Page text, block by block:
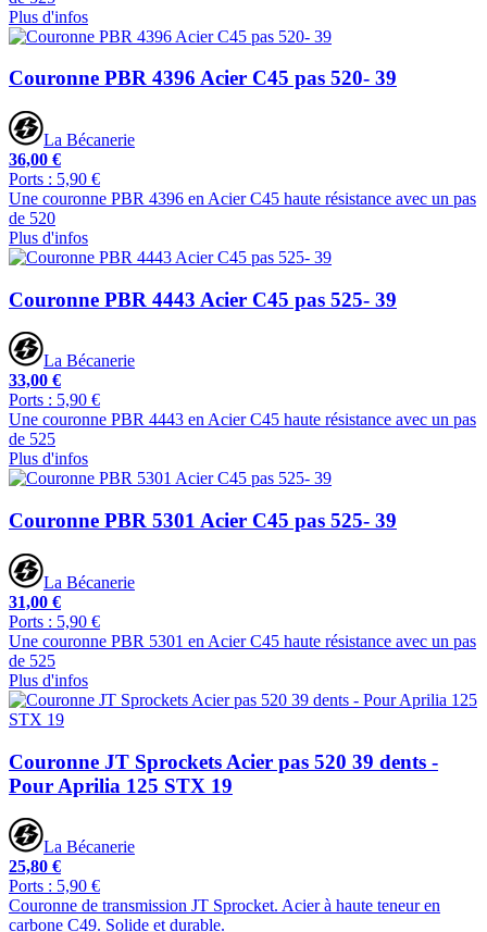
Plus d'infos
Couronne PBR 4396 Acier C45 pas 520- 39
La Bécanerie
36,00 €
Ports : 5,90 €
Une couronne PBR 4396 en Acier C45 haute résistance avec un pas
de 520
Plus d'infos
Couronne PBR 4443 Acier C45 pas 525- 39
La Bécanerie
33,00 €
Ports : 5,90 €
Une couronne PBR 4443 en Acier C45 haute résistance avec un pas
de 525
Plus d'infos
Couronne PBR 5301 Acier C45 pas 525- 39
La Bécanerie
31,00 €
Ports : 5,90 €
Une couronne PBR 5301 en Acier C45 haute résistance avec un pas
de 525
Plus d'infos
Couronne JT Sprockets Acier pas 520 39 dents -
Pour Aprilia 125 STX 19
La Bécanerie
25,80 €
Ports : 5,90 €
Couronne de transmission JT Sprocket. Acier à haute teneur en
carbone C49. Solide et durable.